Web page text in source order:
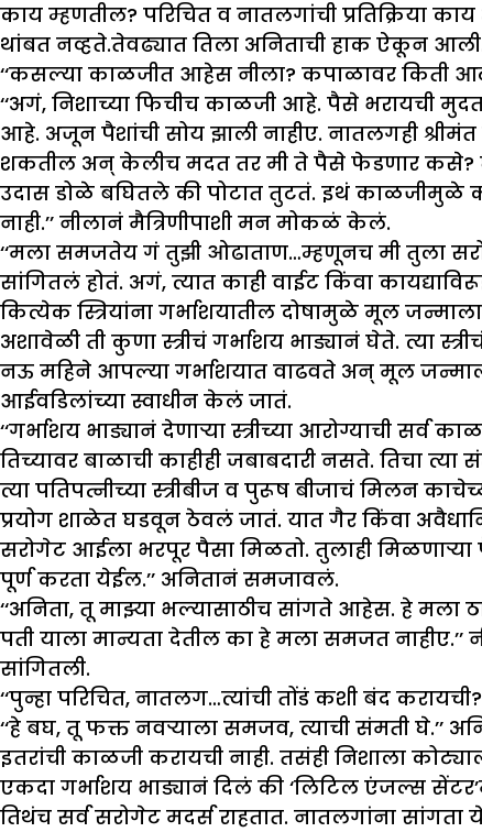
काय म्हणतील? परिचित व नातलगांची प्रतिक्रिया
थांबत नव्हते.तेवढ्यात तिला अनिताची हाक ऐकून
‘‘कसल्या काळजीत आहेस नीला? कपाळावर किती
‘‘अगं, निशाच्या फिचीच काळजी आहे. पैसे भरायची
आहे. अजून पैशांची सोय झाली नाहीए. नातलगही
शकतील अन् केलीच मदत तर मी ते पैसे फेडणार कसे?
उदास डोळे बघितले की पोटात तुटतं. इथं काळजीमुळे
नाही.’’ नीलानं मैत्रिणीपाशी मन मोकळं केलं.
‘‘मला समजतेय गं तुझी ओढाताण…म्हणूनच मी तुला
सांगितलं होतं. अगं, त्यात काही वाईट किंवा
कित्येक स्त्रियांना गर्भाशयातील दोषामुळे मूल
अशावेळी ती कुणा स्त्रीचं गर्भाशय भाड्यानं घेते. त्या
नऊ महिने आपल्या गर्भाशयात वाढवते अन् मूल
आईवडिलांच्या स्वाधीन केलं जातं.
‘‘गर्भाशय भाड्यानं देणाऱ्या स्त्रीच्या आरोग्याची सर्व
तिच्यावर बाळाची काहीही जबाबदारी नसते. तिचा
त्या पतिपत्नीच्या स्त्रीबीज व पुरूष बीजाचं मिलन
प्रयोग शाळेत घडवून ठेवलं जातं. यात गैर किंवा
सरोगेट आईला भरपूर पैसा मिळतो. तुलाही मिळणाऱ्या
पूर्ण करता येईल.’’ अनितानं समजावलं.
‘‘अनिता, तू माझ्या भल्यासाठीच सांगते आहेस. हे
पती याला मान्यता देतील का हे मला समजत
सांगितली.
‘‘पुन्हा परिचित, नातलग…त्यांची तोंडं कशी बंद
‘‘हे बघ, तू फक्त नवऱ्याला समजव, त्याची संमती घे.’’
इतरांची काळजी करायची नाही. तसंही निशाला
एकदा गर्भाशय भाड्यानं दिलं की ‘लिटिल एंजल्स
तिथंच सर्व सरोगेट मदर्स राहतात. नातलगांना सांगता